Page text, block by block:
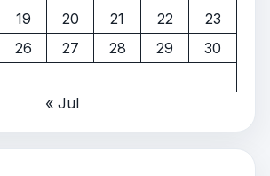
19 20 21 22
23
26 27 28 29
30
« Jul